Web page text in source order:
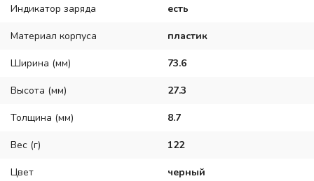
Индикатор заряда есть
Материал корпуса пластик
Ширина (мм) 73.6
Высота (мм) 27.3
Толщина (мм) 8.7
Вес (г) 122
Цвет черный